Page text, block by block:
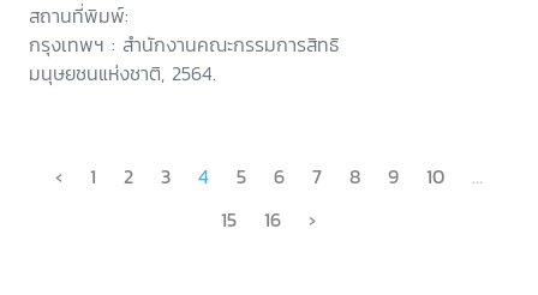
สถานที่พิมพ์:
กรุงเทพฯ : สำนักงานคณะกรรมการสิทธิ
มนุษยชนแห่งชาติ, 2564.
‹ 1 2 3 4 5 6 7 8 9 10
...
15
16 ›